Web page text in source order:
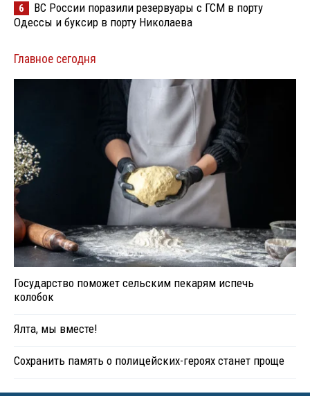
6
ВС России поразили резервуары с ГСМ в порту
Одессы и буксир в порту Николаева
Главное сегодня
Государство поможет сельским пекарям испечь
колобок
Ялта, мы вместе!
Сохранить память о полицейских-героях станет проще